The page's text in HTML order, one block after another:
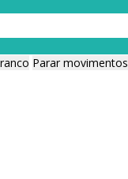
Parar movimentos